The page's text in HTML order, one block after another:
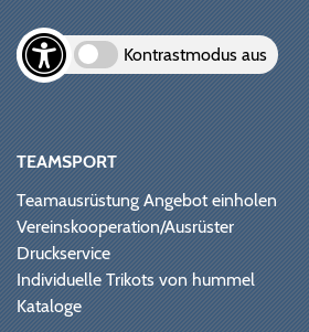
Kontrastmodus aus
TEAMSPORT
Teamausrüstung Angebot einholen
Vereinskooperation/Ausrüster
Druckservice
Individuelle Trikots von hummel
Kataloge